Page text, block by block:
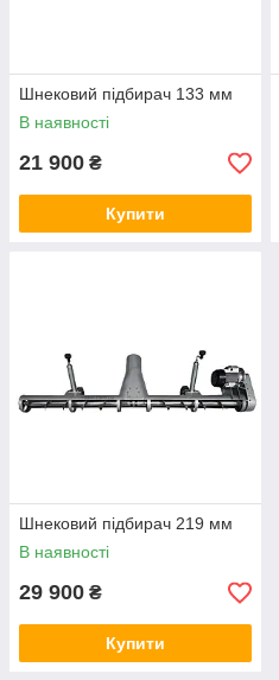
Шнековий підбирач 133 мм
В наявності
21 900 ₴
Купити
Шнековий підбирач 219 мм
В наявності
29 900 ₴
Купити